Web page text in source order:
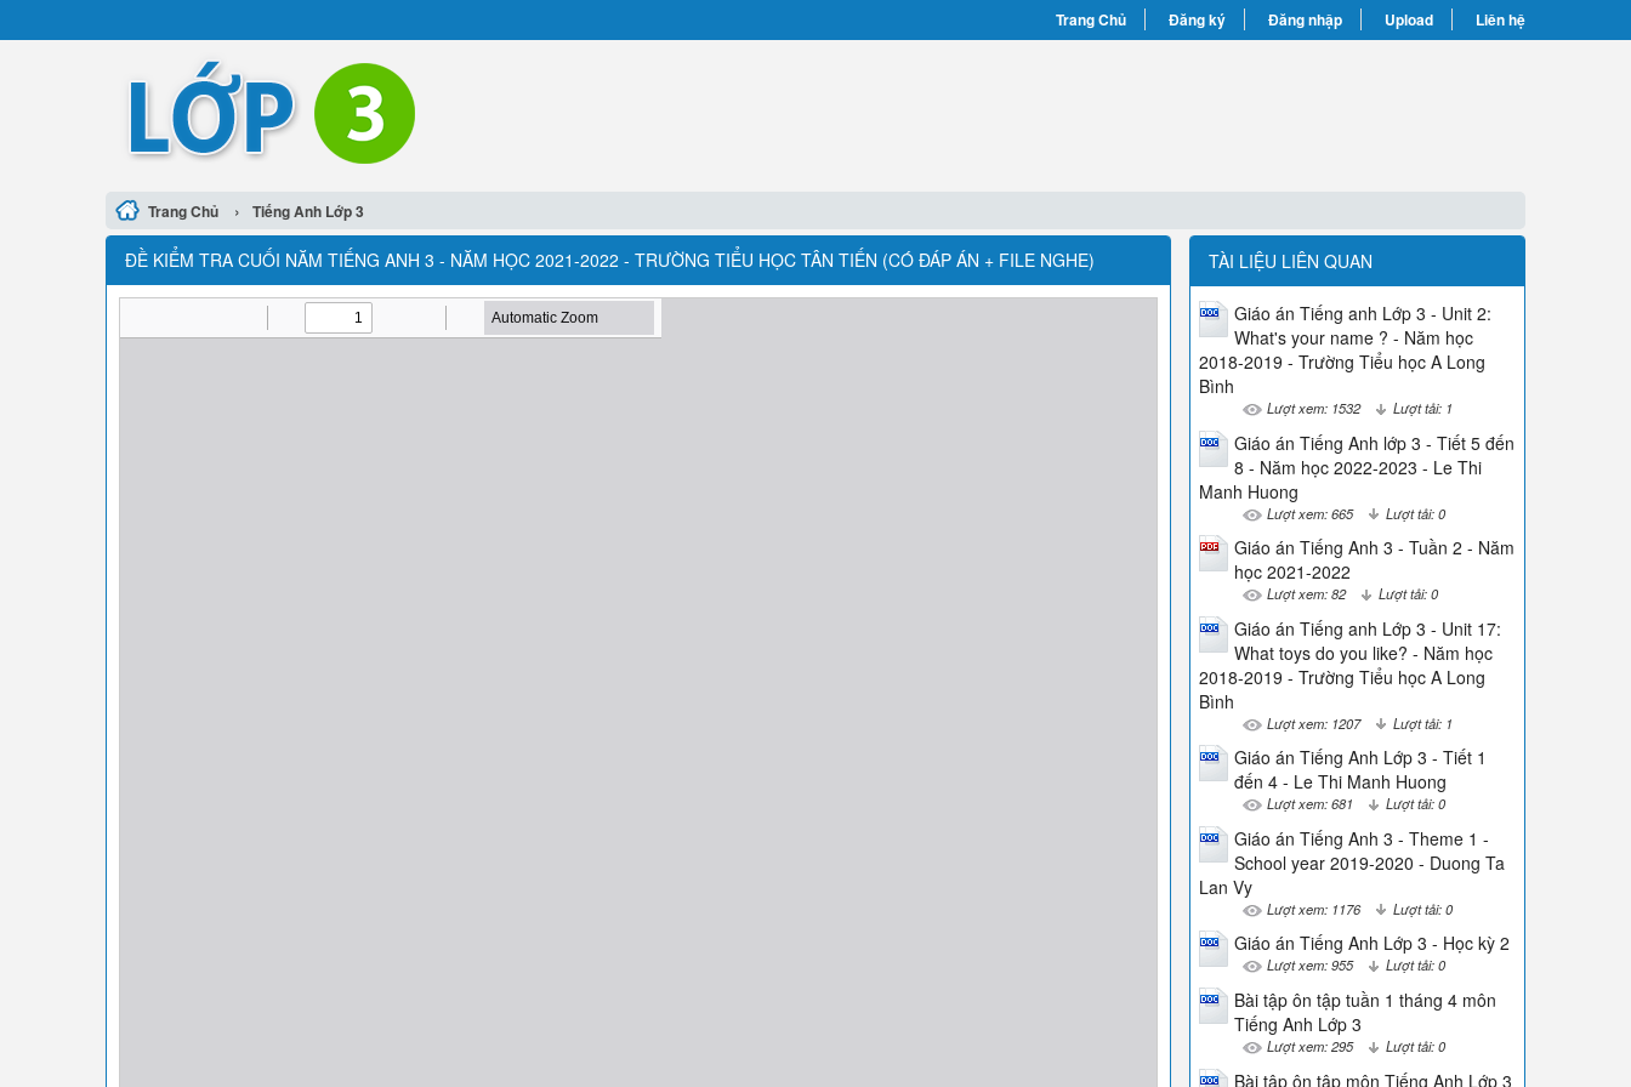
Trang Chủ Đăng ký Đăng nhập Upload Liên hệ
Trang Chủ › Tiếng Anh Lớp 3
ĐỀ KIỂM TRA CUỐI NĂM TIẾNG ANH 3 - NĂM HỌC 2021-2022 - TRƯỜNG TIỂU HỌC TÂN TIẾN (CÓ ĐÁP ÁN + FILE NGHE) TÀI LIỆU LIÊN QUAN
Giáo án Tiếng anh Lớp 3 - Unit 2:
What's your name ? - Năm học
2018-2019 - Trường Tiểu học A Long
Bình
Lượt xem: 1532 Lượt tải: 1
Giáo án Tiếng Anh lớp 3 - Tiết 5 đến
8 - Năm học 2022-2023 - Le Thi
Manh Huong
Lượt xem: 665 Lượt tải: 0
Giáo án Tiếng Anh 3 - Tuần 2 - Năm
học 2021-2022
Lượt xem: 82 Lượt tải: 0
Giáo án Tiếng anh Lớp 3 - Unit 17:
What toys do you like? - Năm học
2018-2019 - Trường Tiểu học A Long
Bình
Lượt xem: 1207 Lượt tải: 1
Giáo án Tiếng Anh Lớp 3 - Tiết 1
đến 4 - Le Thi Manh Huong
Lượt xem: 681 Lượt tải: 0
Giáo án Tiếng Anh 3 - Theme 1 -
School year 2019-2020 - Duong Ta
Lan Vy
Lượt xem: 1176 Lượt tải: 0
Giáo án Tiếng Anh Lớp 3 - Học kỳ 2
Lượt xem: 955 Lượt tải: 0
Bài tập ôn tập tuần 1 tháng 4 môn
Tiếng Anh Lớp 3
Lượt xem: 295 Lượt tải: 0
Bài tập ôn tập môn Tiếng Anh Lớp 3